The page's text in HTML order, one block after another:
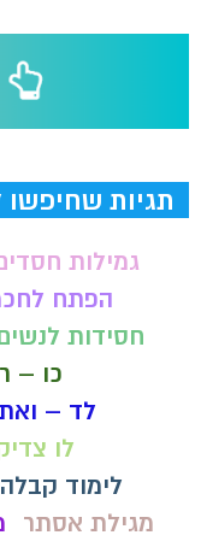
תגיות שחיפשו
גמילות
הפתח
חסידות
כו –
לד –
לו
לימוד
מגילת אסתר